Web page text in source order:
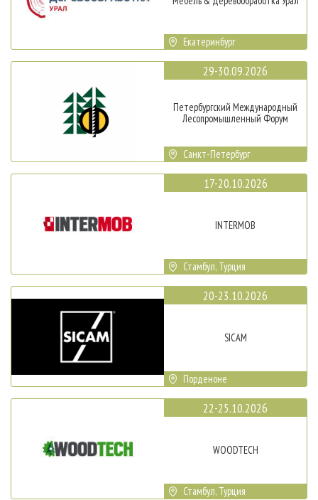
Екатеринбург
29-30.09.2026
Петербургский Международный
Лесопромышленный Форум
Санкт-Петербург
17-20.10.2026
INTERMOB
Стамбул, Турция
20-23.10.2026
SICAM
Порденоне
22-25.10.2026
WOODTECH
Стамбул, Турция